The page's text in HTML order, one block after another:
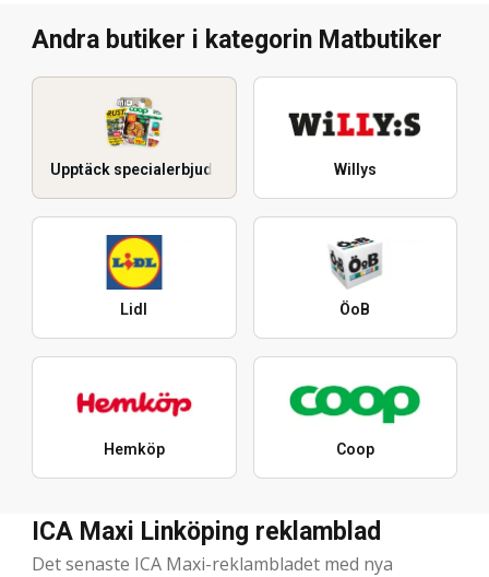
Andra butiker i kategorin Matbutiker
Upptäck specialerbjudanden Willys
Lidl ÖoB
Hemköp Coop
ICA Maxi Linköping reklamblad
Det senaste ICA Maxi-reklambladet med nya